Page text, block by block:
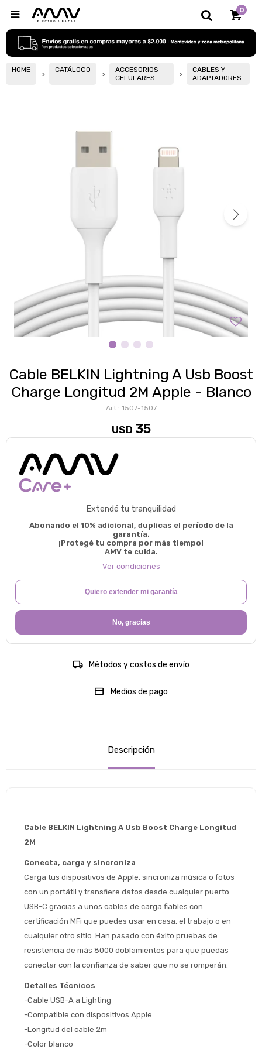
0

HOME CATÁLOGO
ACCESORIOS
CELULARES
CABLES Y
ADAPTADORES
Cable BELKIN Lightning A Usb Boost
Charge Longitud 2M Apple - Blanco
1507-1507
USD 35
Extendé tu tranquilidad
Abonando el 10% adicional, duplicas el período de la
garantía.
¡Protegé tu compra por más tiempo!
AMV te cuida.
Ver condiciones
Quiero extender mi garantía
No, gracias
Métodos y costos de envío
Medios de pago
Descripción
Cable BELKIN Lightning A Usb Boost Charge Longitud
2M
Conecta, carga y sincroniza
Carga tus dispositivos de Apple, sincroniza música o fotos
con un portátil y transfiere datos desde cualquier puerto
USB-C gracias a unos cables de carga fiables con
certificación MFi que puedes usar en casa, el trabajo o en
cualquier otro sitio. Han pasado con éxito pruebas de
resistencia de más 8000 doblamientos para que puedas
conectar con la confianza de saber que no se romperán.
Detalles Técnicos
-Cable USB-A a Lighting
-Compatible con dispositivos Apple
-Longitud del cable 2m
-Color blanco
Comprá ahora y Pagá
Después, hasta en 12
cuotas y sin tocar tu
tarjeta de crédito
* sujeto aprobación crediticia
Cédula de identidad
Celular
Estimado/a
Estás calificado para comprar usando Pago
¡Tenés hasta
para comprar en las cuotas
que prefieras!